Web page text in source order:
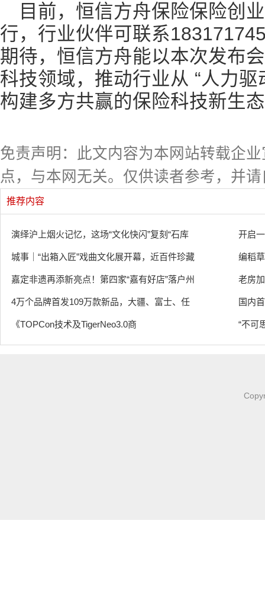
目前，恒信方舟保险保险创
行，行业伙伴可联系
期待，恒信方舟能以本次发布
科技领域，推动行业从 “人力驱
构建多方共赢的保险科技新生
免责声明：此文内容为本网站转载企
点，与本网无关。仅供读者参考，并
推荐内容
演绎沪上烟火记忆，这场“文化快闪”复刻“石库 开启
城事｜“出箱入匠”戏曲文化展开幕，近百件珍藏 编稻
嘉定非遗再添新亮点！第四家“嘉有好店”落户州 老房
4万个品牌首发109万款新品，大疆、富士、任 国内
《TOPCon技术及TigerNeo3.0商 “不可